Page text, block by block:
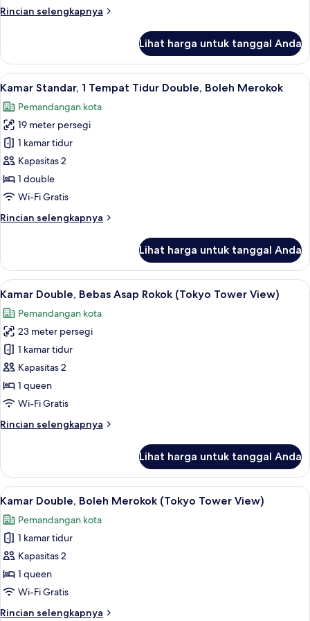
Double,
Rokok
Rincian selengkapnya
Rincian
Kamar
Standar,
1
Tidur
Double,
Bebas
Asap
Rokok
Lihat harga untuk tanggal Anda
Lihat
semua
foto
untuk
Kamar
Standar,
1
Tempat
Double,
Brankas, meja kerja, tirai kedap
4
Kamar Standar, 1 Tempat Tidur Double, Boleh Merokok
Pemandangan kota
19 meter persegi
1 kamar tidur
Kapasitas 2
1 double
Wi-Fi Gratis
Rincian selengkapnya
Rincian
Kamar
Standar,
1
Tidur
Double,
Boleh
Merokok
Lihat harga untuk tanggal Anda
Lihat
semua
foto
untuk
Kamar
Double,
Bebas
Asap
(Tokyo
Brankas, meja kerja, tirai kedap
6
Kamar Double, Bebas Asap Rokok (Tokyo Tower View)
Pemandangan kota
23 meter persegi
1 kamar tidur
Kapasitas 2
1 queen
Wi-Fi Gratis
Rincian selengkapnya
Rincian
Kamar
Double,
Bebas
Rokok
(Tokyo
Tower
View)
Lihat harga untuk tanggal Anda
Lihat
semua
foto
untuk
Kamar
Double,
Boleh
Brankas, meja kerja, tirai kedap
6
Kamar Double, Boleh Merokok (Tokyo Tower View)
Pemandangan kota
1 kamar tidur
Kapasitas 2
1 queen
Wi-Fi Gratis
Rincian selengkapnya
Rincian